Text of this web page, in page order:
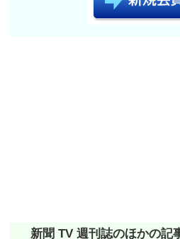
新聞 TV 週刊誌のほかの記